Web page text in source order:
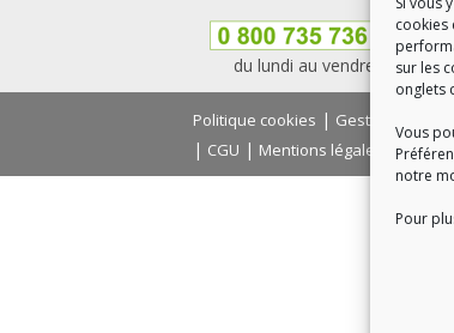
cookies
sur les
onglets
Vous
notre
Pour
du lundi au vendredi, de
Politique cookies | Gestion des
| CGU | Mentions légales |